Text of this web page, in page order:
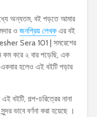
অন্যতম, বই পড়তে আমার
ও জনপ্রিয় লেখক এর বই
Sera 101 | সমরেশের
কম করে ২ বার পড়েছি, এক
হলেও এই বইটি পড়ার
বইটি, গল্প-চরিত্রের নানা
ভাবে বর্ণনা করা হয়েছে ।